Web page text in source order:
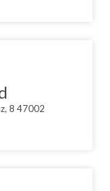
8 47002